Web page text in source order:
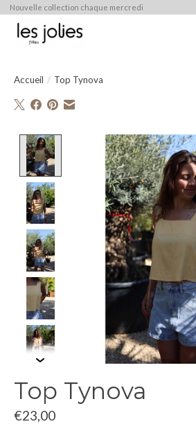
Nouvelle collection chaque mercredi
Accueil / Top Tynova
Product image slideshow
Top Tynova
€23,00